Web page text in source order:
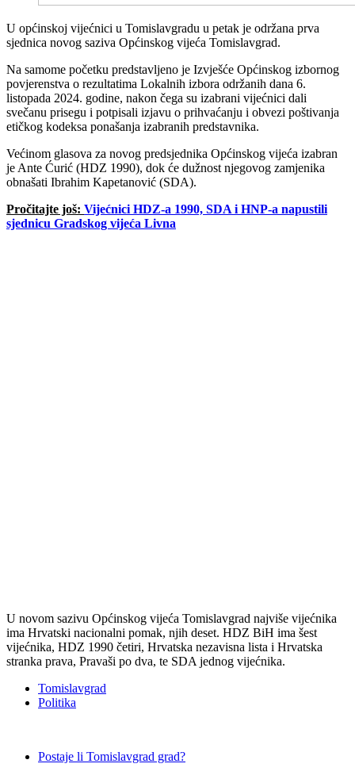
U općinskoj vijećnici u Tomislavgradu u petak je održana prva
sjednica novog saziva Općinskog vijeća Tomislavgrad.
Na samome početku predstavljeno je Izvješće Općinskog izbornog
povjerenstva o rezultatima Lokalnih izbora održanih dana 6.
listopada 2024. godine, nakon čega su izabrani vijećnici dali
svečanu prisegu i potpisali izjavu o prihvaćanju i obvezi poštivanja
etičkog kodeksa ponašanja izabranih predstavnika.
Većinom glasova za novog predsjednika Općinskog vijeća izabran
je Ante Ćurić (HDZ 1990), dok će dužnost njegovog zamjenika
obnašati Ibrahim Kapetanović (SDA).
Pročitajte još: Vijećnici HDZ-a 1990, SDA i HNP-a napustili
sjednicu Gradskog vijeća Livna
U novom sazivu Općinskog vijeća Tomislavgrad najviše vijećnika
ima Hrvatski nacionalni pomak, njih deset. HDZ BiH ima šest
vijećnika, HDZ 1990 četiri, Hrvatska nezavisna lista i Hrvatska
stranka prava, Pravaši po dva, te SDA jednog vijećnika.
Tomislavgrad
Politika
Postaje li Tomislavgrad grad?